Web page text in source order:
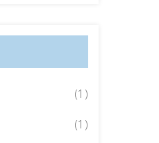
(1)
(1)